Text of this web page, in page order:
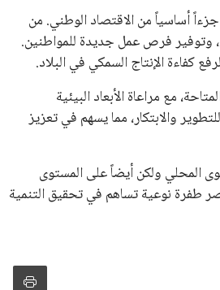
أساسياً من الاقتصاد الوطني. من
وتوفير فرص عمل جديدة للمواطنين.
كفاءة الإنتاج السمكي في البلاد.
مع مراعاة الأبعاد البيئية
والابتكار، مما يسهم في تعزيز
المحلي ولكن أيضاً على المستوى
طفرة نوعية تساهم في تحقيق التنمية